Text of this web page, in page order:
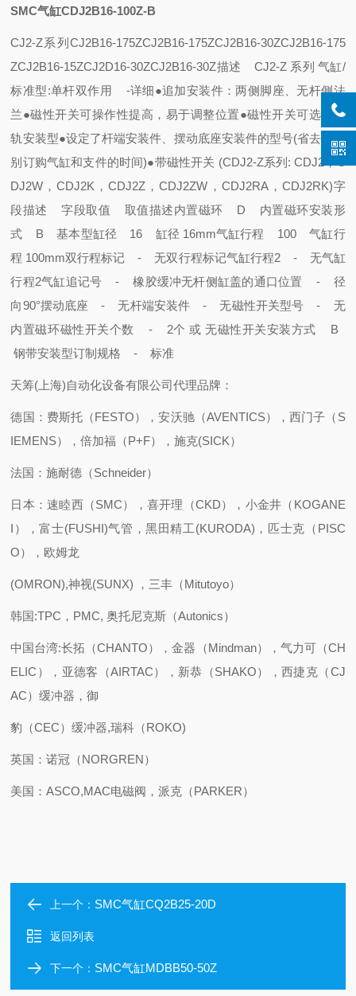
SMC气缸CDJ2B16-100Z-B
CJ2-Z系列 CJ2B16-175ZCJ2B16-175ZCJ2B16-30ZCJ2B16-175
ZCJ2B16-15ZCJ2D16-30ZCJ2B16-30Z描述 CJ2-Z 系列 气缸/
标准型:单杆双作用 -详细●追加安装件：两侧脚座、无杆侧法
兰●磁性开关可操作性提高，易于调整位置●磁性开关可选择导
轨安装型●设定了杆端安装件、摆动底座安装件的型号(省去了分
别订购气缸和支件的时间)●带磁性开关 (CDJ2-Z系列: CDJ2，C
DJ2W，CDJ2K，CDJ2Z，CDJ2ZW，CDJ2RA，CDJ2RK)字
段描述 字段取值 取值描述内置磁环 D 内置磁环安装形
式 B 基本型缸径 16 缸径 16mm气缸行程 100 气缸行
程 100mm双行程标记 - 无双行程标记气缸行程2 - 无气缸
行程2气缸追记号 - 橡胶缓冲无杆侧缸盖的通口位置 - 径
向90°摆动底座 - 无杆端安装件 - 无磁性开关型号 - 无
内置磁环磁性开关个数 - 2个 或 无磁性开关安装方式 B
钢带安装型订制规格 - 标准
天筹(上海)自动化设备有限公司代理品牌：
德国：费斯托（FESTO），安沃驰（AVENTICS），西门子（S
IEMENS），倍加福（P+F），施克(SICK）
法国：施耐德（Schneider）
日本：速睦西（SMC），喜开理（CKD），小金井（KOGANE
I），富士(FUSHI)气管，黑田精工(KURODA)，匹士克（PISC
O），欧姆龙
(OMRON),神视(SUNX) ，三丰（Mitutoyo）
韩国:TPC，PMC, 奥托尼克斯（Autonics）
中国台湾:长拓（CHANTO），金器（Mindman），气力可（CH
ELIC），亚德客（AIRTAC），新恭（SHAKO），西捷克（CJ
AC）缓冲器，御
豹（CEC）缓冲器,瑞科（ROKO)
英国：诺冠（NORGREN）
美国：ASCO,MAC电磁阀，派克（PARKER）
上一个： SMC气缸CQ2B25-20D
返回列表
下一个： SMC气缸MDBB50-50Z